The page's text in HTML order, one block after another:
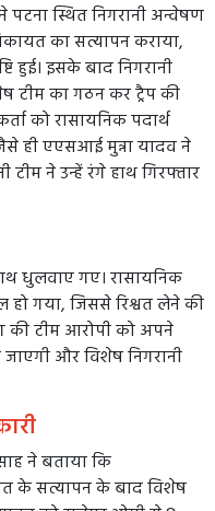
स्थित निगरानी अन्वेषण
का सत्यापन कराया,
हुई। इसके बाद निगरानी
टीम का गठन कर ट्रैप की
को रासायनिक पदार्थ
ही एएसआई मुन्ना यादव ने
ने उन्हें रंगे हाथ गिरफ्तार
धुलवाए गए। रासायनिक
हो गया, जिससे रिश्वत लेने की
की टीम आरोपी को अपने
और विशेष निगरानी
ने बताया कि
के सत्यापन के बाद विशेष